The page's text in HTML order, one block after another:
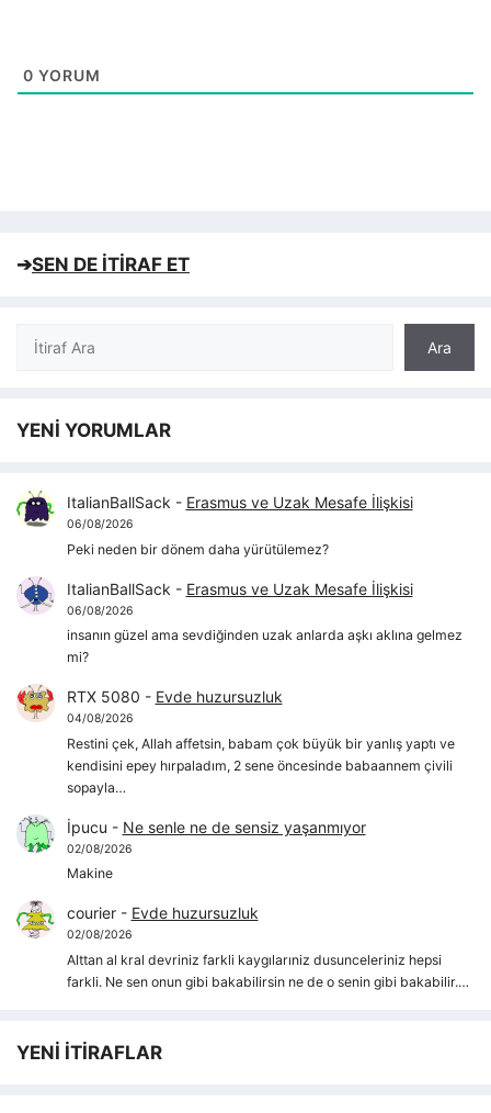
0 YORUM
➔SEN DE İTİRAF ET
Ara
Ara
YENİ YORUMLAR
ItalianBallSack - Erasmus ve Uzak Mesafe İlişkisi
06/08/2026
Peki neden bir dönem daha yürütülemez?
ItalianBallSack - Erasmus ve Uzak Mesafe İlişkisi
06/08/2026
insanın güzel ama sevdiğinden uzak anlarda aşkı aklına gelmez
mi?
RTX 5080 - Evde huzursuzluk
04/08/2026
Restini çek, Allah affetsin, babam çok büyük bir yanlış yaptı ve
kendisini epey hırpaladım, 2 sene öncesinde babaannem çivili
sopayla…
İpucu - Ne senle ne de sensiz yaşanmıyor
02/08/2026
Makine
courier- Evde huzursuzluk
02/08/2026
Alttan al kral devriniz farkli kaygılarıniz dusunceleriniz hepsi
farkli. Ne sen onun gibi bakabilirsin ne de o senin gibi bakabilir.…
YENİ İTİRAFLAR